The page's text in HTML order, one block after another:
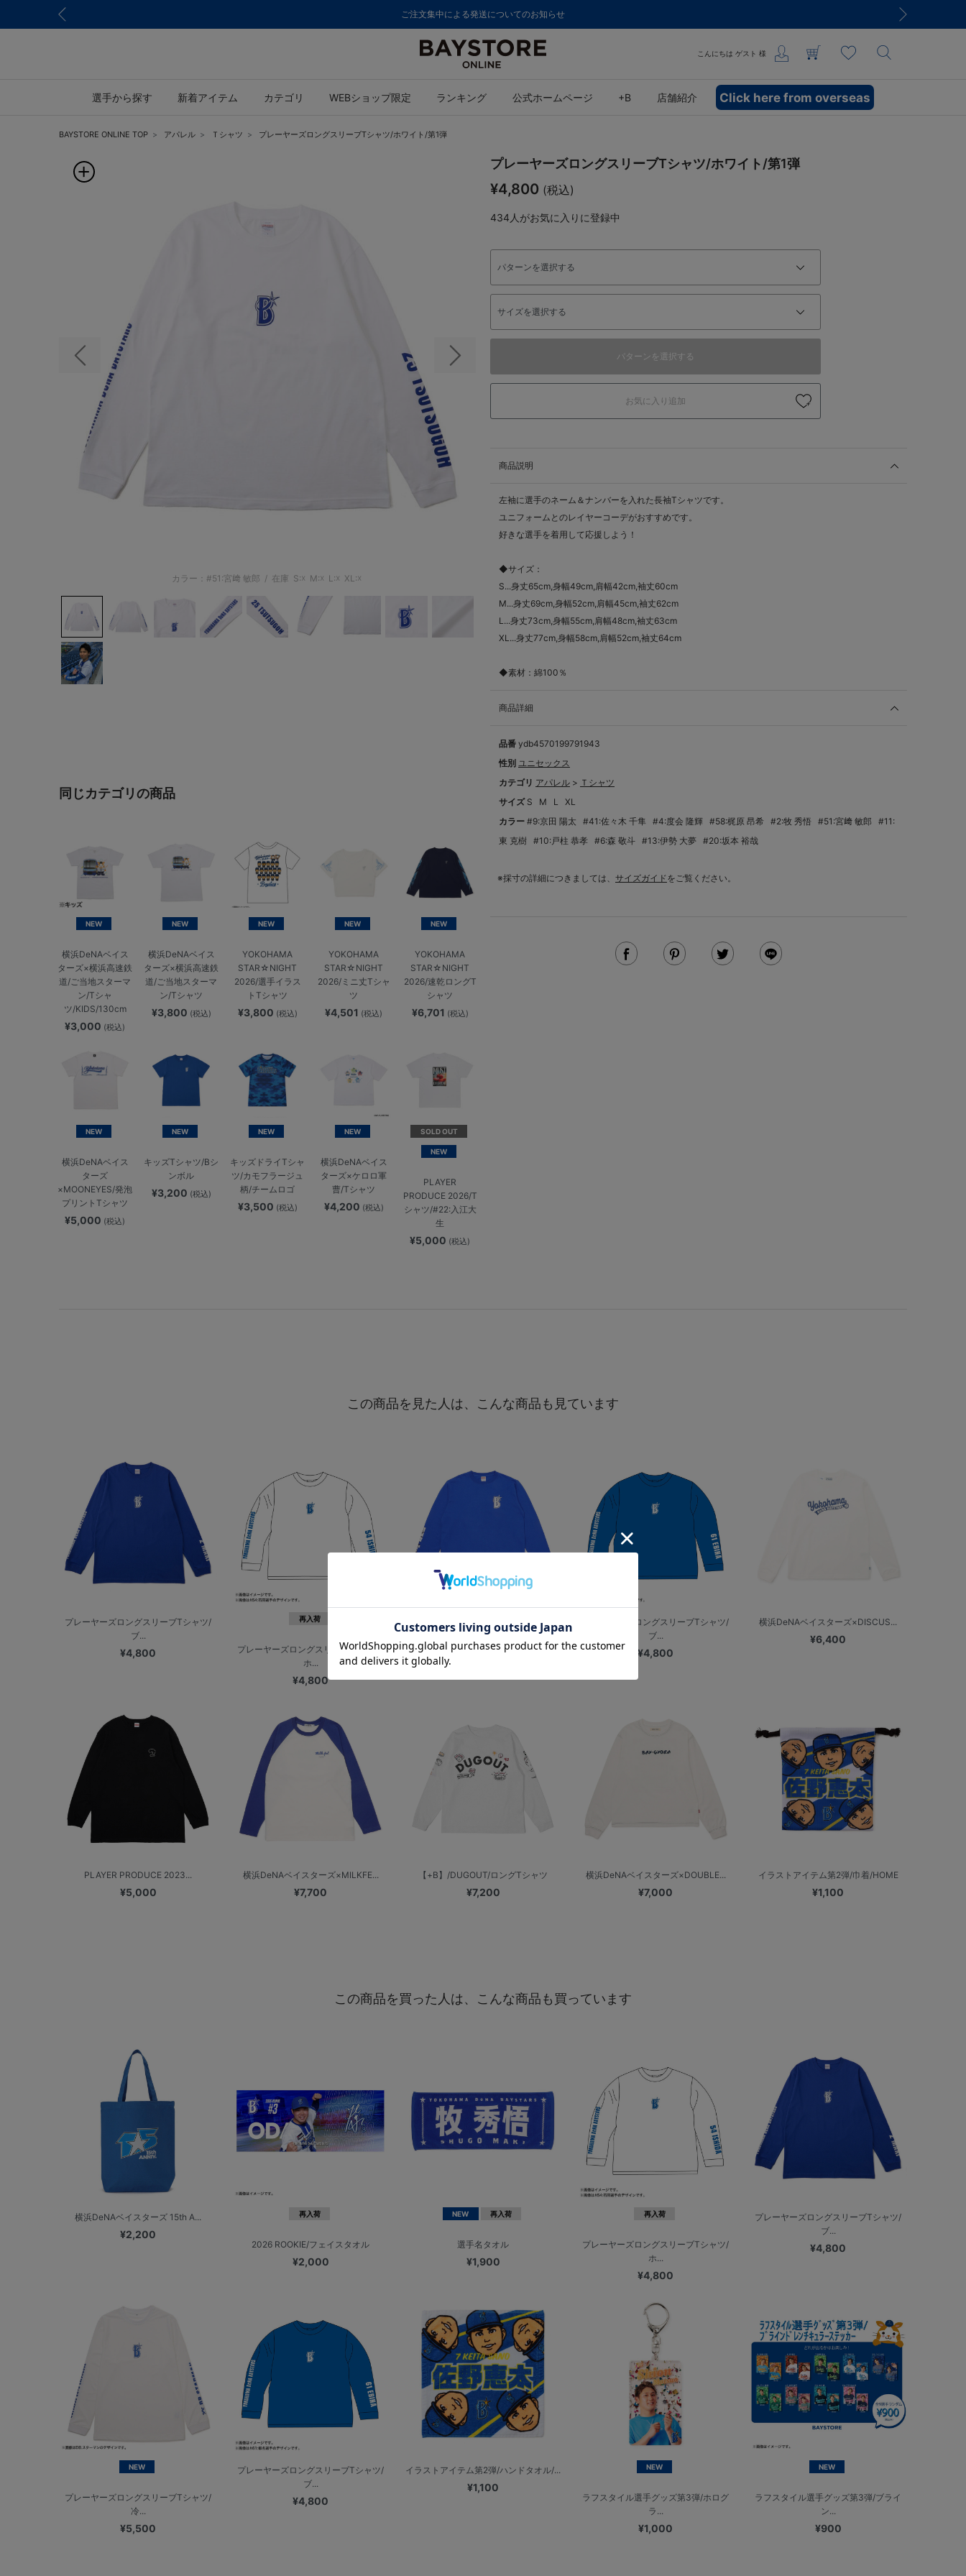
ご注文集中による発送についてのお知らせ
こんにちは ゲスト 様
選手から探す 新着アイテム カテゴリ WEBショップ限定 ランキング 公式ホームページ +B 店舗紹介 Click here from overseas
BAYSTORE ONLINE TOP アパレル Ｔシャツ プレーヤーズロングスリーブTシャツ/ホワイト/第1弾
前の画像 次の画像
カラー：#51:宮﨑 敏郎 / 在庫 S:☓ M:☓ L:☓ XL:☓
同じカテゴリの商品
NEW
横浜DeNAベイス
ターズ×横浜高速鉄
道/ご当地スターマ
ン/Tシャ
ツ/KIDS/130cm
¥3,000 (税込)
NEW
横浜DeNAベイス
ターズ×横浜高速鉄
道/ご当地スターマ
ン/Tシャツ
¥3,800 (税込)
NEW
YOKOHAMA
STAR☆NIGHT
2026/選手イラス
トTシャツ
¥3,800 (税込)
NEW
YOKOHAMA
STAR☆NIGHT
2026/ミニ丈Tシャ
ツ
¥4,501 (税込)
NEW
YOKOHAMA
STAR☆NIGHT
2026/速乾ロングT
シャツ
¥6,701 (税込)
NEW
横浜DeNAベイス
ターズ
×MOONEYES/発泡
プリントTシャツ
¥5,000 (税込)
NEW
キッズTシャツ/Bシ
ンボル
¥3,200 (税込)
NEW
キッズドライTシャ
ツ/カモフラージュ
柄/チームロゴ
¥3,500 (税込)
NEW
横浜DeNAベイス
ターズ×ケロロ軍
曹/Tシャツ
¥4,200 (税込)
SOLD OUT
NEW
PLAYER
PRODUCE 2026/T
シャツ/#22:入江大
生
¥5,000 (税込)
プレーヤーズロングスリーブTシャツ/ホワイト/第1弾
¥4,800 (税込)
434 人がお気に入りに登録中
パターンを選択する
お気に入り追加
商品説明
左袖に選手のネーム＆ナンバーを入れた長袖Tシャツです。
ユニフォームとのレイヤーコーデがおすすめです。
好きな選手を着用して応援しよう！
◆サイズ：
S...身丈65cm,身幅49cm,肩幅42cm,袖丈60cm
M...身丈69cm,身幅52cm,肩幅45cm,袖丈62cm
L...身丈73cm,身幅55cm,肩幅48cm,袖丈63cm
XL...身丈77cm,身幅58cm,肩幅52cm,袖丈64cm
◆素材：綿100％
商品詳細
品番 ydb4570199791943
性別 ユニセックス
カテゴリ アパレル > Ｔシャツ
サイズ S M L
XL
カラー #9:京田 陽太 #41:佐々木 千隼 #4:度会 隆輝 #58:梶原 昂希 #2:牧 秀悟 #51:宮﨑 敏郎
#11:
東 克樹 #10:戸柱 恭孝 #6:森 敬斗 #13:伊勢 大夢 #20:坂本 裕哉
※採寸の詳細につきましては、 サイズガイドをご覧ください。
この商品を見た人は、こんな商品も見ています
プレーヤーズロングスリーブTシャツ/
ブ...
¥4,800
再入荷
プレーヤーズロングスリーブTシャツ/
ホ...
¥4,800
デスターシャ！/ロングTシャツ
¥4,400
プレーヤーズロングスリーブTシャツ/
ブ...
¥4,800
横浜DeNAベイスターズ×DISCUS...
¥6,400
PLAYER PRODUCE 2023...
¥5,000
横浜DeNAベイスターズ×MILKFE...
¥7,700
【+B】/DUGOUT/ロングTシャツ
¥7,200
横浜DeNAベイスターズ×DOUBLE...
¥7,000
イラストアイテム第2弾/巾着/HOME
¥1,100
この商品を買った人は、こんな商品も買っています
横浜DeNAベイスターズ 15th A...
¥2,200
再入荷
2026 ROOKIE/フェイスタオル
¥2,000
NEW 再入荷
選手名タオル
¥1,900
再入荷
プレーヤーズロングスリーブTシャツ/
ホ...
¥4,800
プレーヤーズロングスリーブTシャツ/
ブ...
¥4,800
NEW
プレーヤーズロングスリーブTシャツ/
冷...
¥5,500
プレーヤーズロングスリーブTシャツ/
ブ...
¥4,800
イラストアイテム第2弾/ハンドタオル/...
¥1,100
NEW
ラフスタイル選手グッズ第3弾/ホログ
ラ...
¥1,000
NEW
ラフスタイル選手グッズ第3弾/ブライ
ン...
¥900